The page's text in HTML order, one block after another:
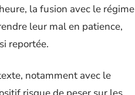
la fusion avec le régime
leur mal en patience,
reportée.
notamment avec le